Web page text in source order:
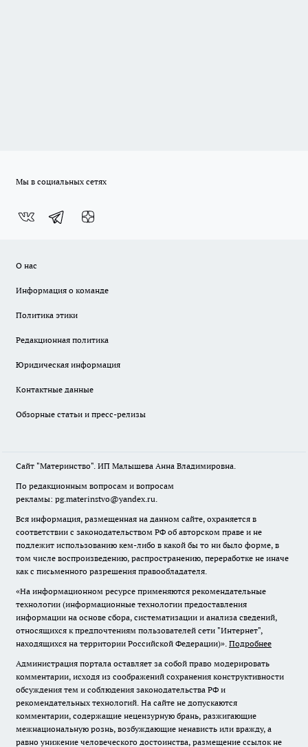
Мы в социальных сетях
О нас
Информация о команде
Политика этики
Редакционная политика
Юридическая информация
Контактные данные
Обзорные статьи и пресс-релизы
Сайт "Материнство". ИП Малышева Анна Владимировна.
По редакционным вопросам и вопросам
рекламы: pg.materinstvo@yandex.ru.
Вся информация, размещенная на данном сайте, охраняется в
соответствии с законодательством РФ об авторском праве и не
подлежит использованию кем-либо в какой бы то ни было форме, в
том числе воспроизведению, распространению, переработке не иначе
как с письменного разрешения правообладателя.
«На информационном ресурсе применяются рекомендательные
технологии (информационные технологии предоставления
информации на основе сбора, систематизации и анализа сведений,
относящихся к предпочтениям пользователей сети "Интернет",
находящихся на территории Российской Федерации)». Подробнее
Администрация портала оставляет за собой право модерировать
комментарии, исходя из соображений сохранения конструктивности
обсуждения тем и соблюдения законодательства РФ и
рекомендательных технологий. На сайте не допускаются
комментарии, содержащие нецензурную брань, разжигающие
межнациональную рознь, возбуждающие ненависть или вражду, а
равно унижение человеческого достоинства, размещение ссылок не